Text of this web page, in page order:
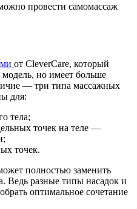
провести самомассаж
от CleverCare, который
но имеет больше
— три типа массажных
для:
тела;
точек на теле —
точек.
полностью заменить
Ведь разные типы насадок и
оптимальное сочетание